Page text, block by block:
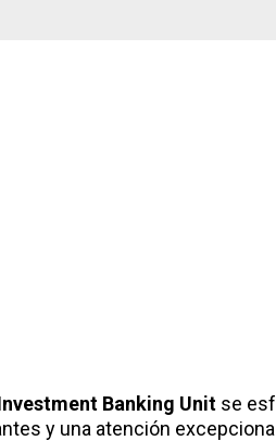
Banking Unit se
y una atención